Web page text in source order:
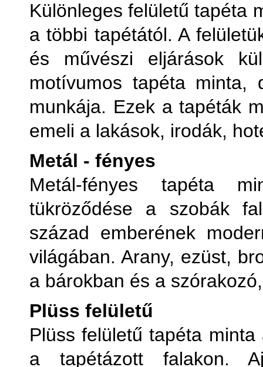
Különleges felületű tapéta
a többi tapétától. A
és művészi eljárások
motívumos tapéta minta,
munkája. Ezek a tapéták
emeli a lakások, irodák,
Metál - fényes
Metál-fényes tapéta
tükröződése a szobák
század emberének
világában. Arany, ezüst,
a bárokban és a
Plüss felületű
Plüss felületű tapéta
a tapétázott falakon.